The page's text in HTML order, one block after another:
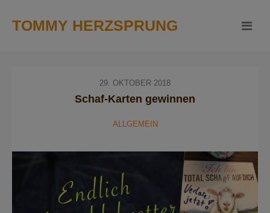
TOMMY HERZSPRUNG
29. OKTOBER 2018
Schaf-Karten gewinnen
ALLGEMEIN